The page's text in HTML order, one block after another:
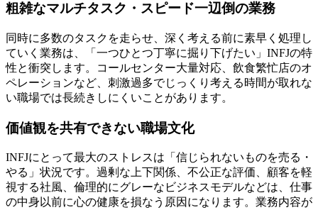
粗雑なマルチタスク・スピード一辺倒の業務
同時に多数のタスクを走らせ、深く考える前に素早く処理し
ていく業務は、「一つひとつ丁寧に掘り下げたい」INFJの特
性と衝突します。コールセンター大量対応、飲食繁忙店のオ
ペレーションなど、刺激過多でじっくり考える時間が取れな
い職場では長続きしにくいことがあります。
価値観を共有できない職場文化
INFJにとって最大のストレスは「信じられないものを売る・
やる」状況です。過剰な上下関係、不公正な評価、顧客を軽
視する社風、倫理的にグレーなビジネスモデルなどは、仕事
の中身以前に心の健康を損なう原因になります。業務内容が